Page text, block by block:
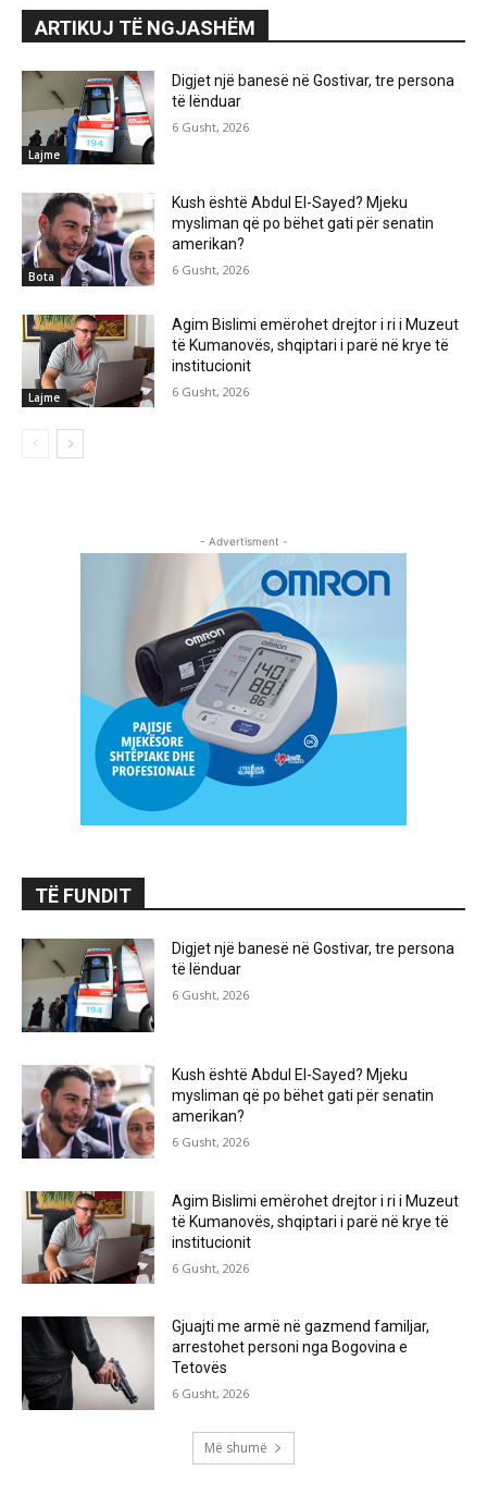
ARTIKUJ TË NGJASHËM
Lajme
Digjet një banesë në Gostivar, tre persona
të lënduar
6 Gusht, 2026
Bota
Kush është Abdul El-Sayed? Mjeku
mysliman që po bëhet gati për senatin
amerikan?
6 Gusht, 2026
Lajme
Agim Bislimi emërohet drejtor i ri i Muzeut
të Kumanovës, shqiptari i parë në krye të
institucionit
6 Gusht, 2026
- Advertisment -
TË FUNDIT
Digjet një banesë në Gostivar, tre persona
të lënduar
6 Gusht, 2026
Kush është Abdul El-Sayed? Mjeku
mysliman që po bëhet gati për senatin
amerikan?
6 Gusht, 2026
Agim Bislimi emërohet drejtor i ri i Muzeut
të Kumanovës, shqiptari i parë në krye të
institucionit
6 Gusht, 2026
Gjuajti me armë në gazmend familjar,
arrestohet personi nga Bogovina e
Tetovës
6 Gusht, 2026
Më shumë